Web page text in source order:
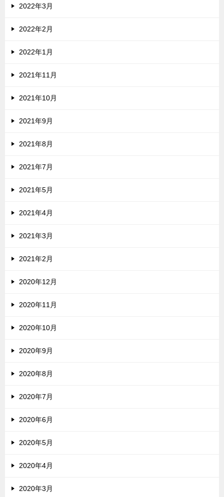
2022年3月
2022年2月
2022年1月
2021年11月
2021年10月
2021年9月
2021年8月
2021年7月
2021年5月
2021年4月
2021年3月
2021年2月
2020年12月
2020年11月
2020年10月
2020年9月
2020年8月
2020年7月
2020年6月
2020年5月
2020年4月
2020年3月